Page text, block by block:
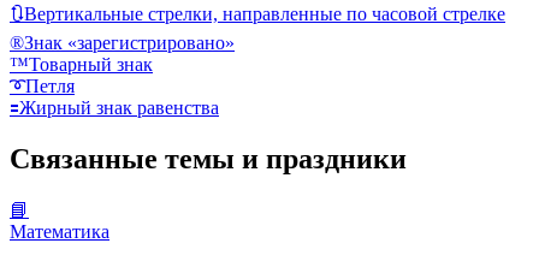
🔃Вертикальные стрелки, направленные по часовой стрелке
®️Знак «зарегистрировано»
™️Товарный знак
➰Петля
🟰Жирный знак равенства
Связанные темы и праздники
📘
Математика